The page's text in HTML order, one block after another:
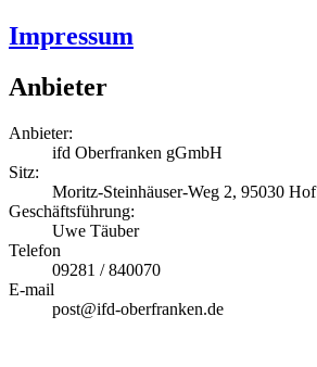
Impressum
Anbieter
Anbieter:
ifd Oberfranken gGmbH
Sitz:
Moritz-Steinhäuser-Weg 2, 95030 Hof
Geschäftsführung:
Uwe Täuber
Telefon
09281 / 840070
E-mail
post@ifd-oberfranken.de